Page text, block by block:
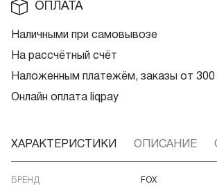
ОПЛАТА
Наличными при самовывозе
На рассчётный счёт
Наложенным платежём, заказы от 300
Онлайн оплата liqpay
ХАРАКТЕРИСТИКИ ОПИСАНИЕ
БРЕНД FOX